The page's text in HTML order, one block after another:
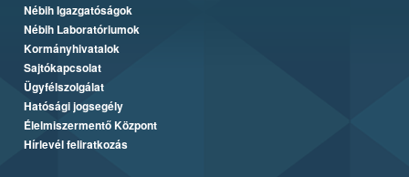
Nébih Igazgatóságok
Nébih Laboratóriumok
Kormányhivatalok
Sajtókapcsolat
Ügyfélszolgálat
Hatósági jogsegély
Élelmiszermentő Központ
Hírlevél feliratkozás